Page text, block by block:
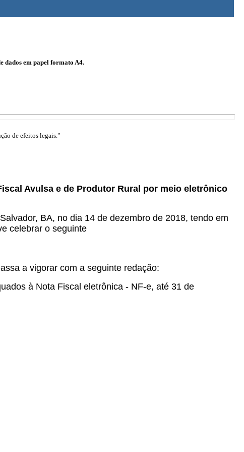
dados em papel formato A4.
de efeitos legais."
Avulsa e de Produtor Rural por meio eletrônico
BA, no dia 14 de dezembro de 2018, tendo em
celebrar o seguinte
a vigorar com a seguinte redação:
à Nota Fiscal eletrônica - NF-e, até 31 de